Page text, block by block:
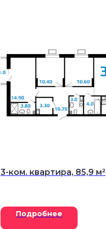
3-ком. квартира, 85,9 м²
Подробнее